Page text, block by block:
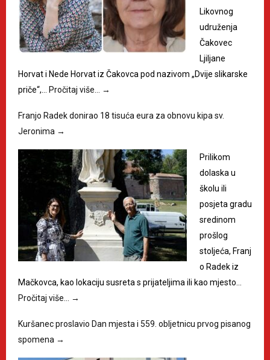
Likovnog
udruženja
Čakovec
Ljiljane
Horvat i Nede Horvat iz Čakovca pod nazivom „Dvije slikarske
priče“,… Pročitaj više… →
Franjo Radek donirao 18 tisuća eura za obnovu kipa sv.
Jeronima →
Prilikom
dolaska u
školu ili
posjeta gradu
sredinom
prošlog
stoljeća, Franj
o Radek iz
Mačkovca, kao lokaciju susreta s prijateljima ili kao mjesto…
Pročitaj više… →
Kuršanec proslavio Dan mjesta i 559. obljetnicu prvog pisanog
spomena →